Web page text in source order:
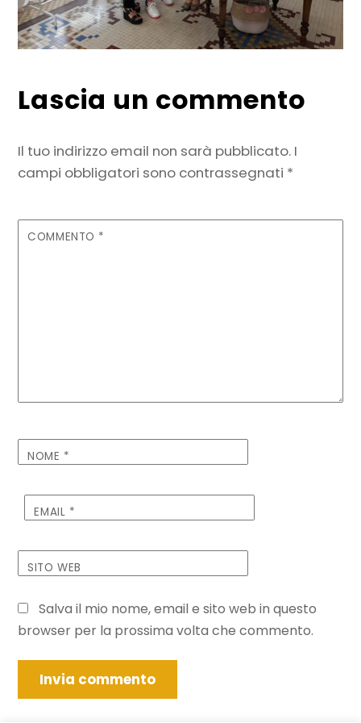
Lascia un commento
Il tuo indirizzo email non sarà pubblicato. I
campi obbligatori sono contrassegnati *
COMMENTO *
NOME *
EMAIL *
SITO WEB
Salva il mio nome, email e sito web in questo
browser per la prossima volta che commento.